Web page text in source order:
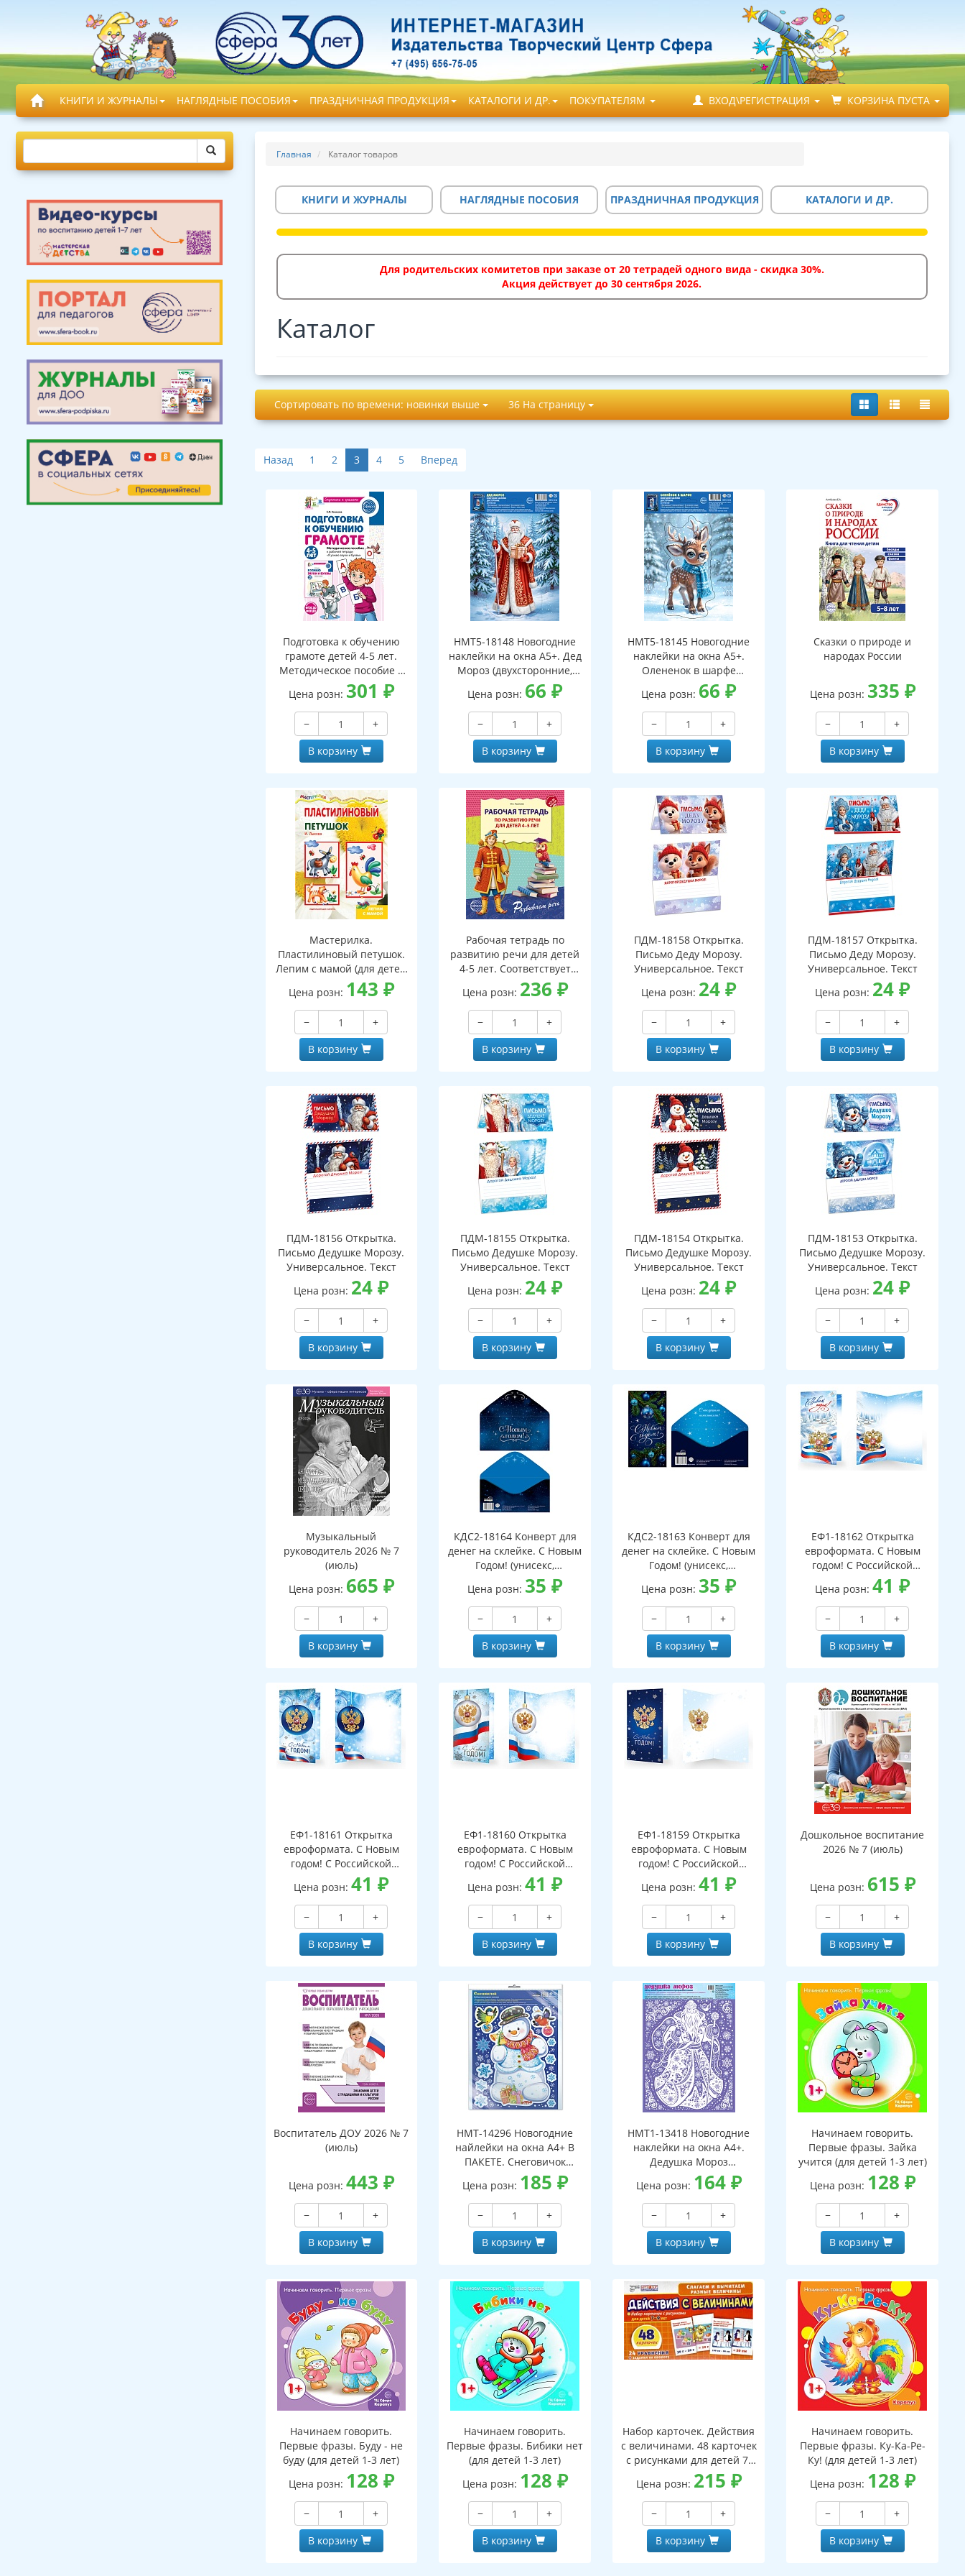
КНИГИ И ЖУРНАЛЫ НАГЛЯДНЫЕ ПОСОБИЯ ПРАЗДНИЧНАЯ ПРОДУКЦИЯ КАТАЛОГИ И ДР. ПОКУПАТЕЛЯМ ВХОД\РЕГИСТРАЦИЯ КОРЗИНА ПУСТА
Главная Каталог товаров
КНИГИ И ЖУРНАЛЫ НАГЛЯДНЫЕ ПОСОБИЯ ПРАЗДНИЧНАЯ ПРОДУКЦИЯ КАТАЛОГИ И ДР.
Для родительских комитетов при заказе от 20 тетрадей одного вида - скидка 30%.
Акция действует до 30 сентября 2026.
Каталог
Сортировать по времени: новинки выше 36 На страницу
Назад 1 2 3 4 5 Вперед
Подготовка к обучению
грамоте детей 4-5 лет.
Методическое пособие к
рабочей тетради "Я узнаю
звуки и буквы"
Цена розн: 301 ₽
−
+
В корзину
НМТ5-18148 Новогодние
наклейки на окна А5+. Дед
Мороз (двухсторонние,
видны с обеих сторон,
многоразовые)
Цена розн: 66₽
−
+
В корзину
НМТ5-18145 Новогодние
наклейки на окна А5+.
Олененок в шарфе
(двухсторонние, видны с
обеих сторон,
многоразовые)
Цена розн: 66₽
−
+
В корзину
Сказки о природе и
народах России
Цена розн: 335 ₽
−
+
В корзину
Мастерилка.
Пластилиновый петушок.
Лепим с мамой (для детей
5-7 лет)
Цена розн: 143 ₽
−
+
В корзину
Рабочая тетрадь по
развитию речи для детей
4-5 лет. Соответствует
ФГОС ДО - 3-е изд испр.
Цена розн: 236 ₽
−
+
В корзину
ПДМ-18158 Открытка.
Письмо Деду Морозу.
Универсальное. Текст
Цена розн: 24₽
−
+
В корзину
ПДМ-18157 Открытка.
Письмо Деду Морозу.
Универсальное. Текст
Цена розн: 24₽
−
+
В корзину
ПДМ-18156 Открытка.
Письмо Дедушке Морозу.
Универсальное. Текст
Цена розн: 24₽
−
+
В корзину
ПДМ-18155 Открытка.
Письмо Дедушке Морозу.
Универсальное. Текст
Цена розн: 24₽
−
+
В корзину
ПДМ-18154 Открытка.
Письмо Дедушке Морозу.
Универсальное. Текст
Цена розн: 24₽
−
+
В корзину
ПДМ-18153 Открытка.
Письмо Дедушке Морозу.
Универсальное. Текст
Цена розн: 24₽
−
+
В корзину
Музыкальный
руководитель 2026 № 7
(июль)
Цена розн: 665 ₽
−
+
В корзину
КДС2-18164 Конверт для
денег на склейке. С Новым
Годом! (унисекс,
серебряная фольга)
Цена розн: 35₽
−
+
В корзину
КДС2-18163 Конверт для
денег на склейке. С Новым
Годом! (унисекс,
серебряная фольга)
Цена розн: 35₽
−
+
В корзину
ЕФ1-18162 Открытка
евроформата. С Новым
годом! С Российской
символикой. Без текста
(серебряная фольга)
Цена розн:41₽
−
+
В корзину
ЕФ1-18161 Открытка
евроформата. С Новым
годом! С Российской
символикой. Без текста
(серебряная фольга)
Цена розн:41₽
−
+
В корзину
ЕФ1-18160 Открытка
евроформата. С Новым
годом! С Российской
символикой. Без текста
(серебряная фольга)
Цена розн:41₽
−
+
В корзину
ЕФ1-18159 Открытка
евроформата. С Новым
годом! С Российской
символикой. Без текста
(серебряная фольга)
Цена розн:41₽
−
+
В корзину
Дошкольное воспитание
2026 № 7 (июль)
Цена розн: 615 ₽
−
+
В корзину
Воспитатель ДОУ 2026 № 7
(июль)
Цена розн: 443 ₽
−
+
В корзину
НМТ-14296 Новогодние
найлейки на окна А4+ В
ПАКЕТЕ. Снеговичок
(серебряная
металлизация,
многоразовые)
Цена розн: 185 ₽
−
+
В корзину
НМТ1-13418 Новогодние
наклейки на окна А4+.
Дедушка Мороз
(пластизоль,
многоразовые)
Цена розн: 164₽
−
+
В корзину
Начинаем говорить.
Первые фразы. Зайка
учится (для детей 1-3 лет)
Цена розн: 128 ₽
−
+
В корзину
Начинаем говорить.
Первые фразы. Буду - не
буду (для детей 1-3 лет)
Цена розн: 128 ₽
−
+
В корзину
Начинаем говорить.
Первые фразы. Бибики нет
(для детей 1-3 лет)
Цена розн: 128 ₽
−
+
В корзину
Набор карточек. Действия
с величинами. 48 карточек
с рисунками для детей 7-
9лет. 24 уравнения с
заданиями на обороте
Цена розн: 215 ₽
−
+
В корзину
Начинаем говорить.
Первые фразы. Ку-Ка-Ре-
Ку! (для детей 1-3 лет)
Цена розн: 128 ₽
−
+
В корзину